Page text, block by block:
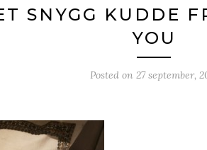
SNYGG KUDDE
YOU
Posted on 27 september,